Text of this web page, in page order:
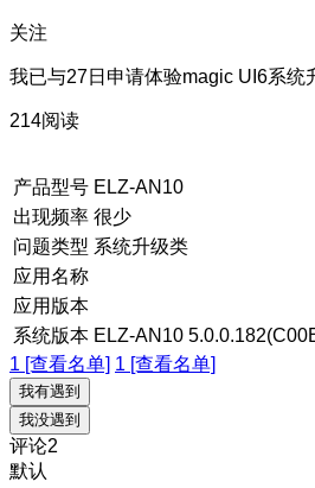
关注
我已与27日申请体验magic UI6系统
214阅读
产品型号 ELZ-AN10
出现频率 很少
问题类型 系统升级类
应用名称
应用版本
系统版本 ELZ-AN10
1 [查看名单] 1 [查看名单]
我有遇到
我没遇到
评论2
默认